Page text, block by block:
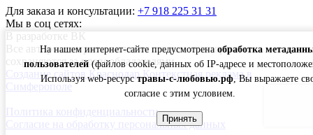
На нашем интернет-сайте предусмотрена обработка
пользователей (файлов cookie, данных об IP-адресе и
Используя web-ресурс травы-с-любовью.рф, Вы выражаете
согласие с этим условием.
Принять
Для заказа и консультации: +7 918 225 31 31
Мы в соц сетях:
В разработке ВК
Все авторские права, включая смежные авторские,
сохраняются за правообладателями
Создание сайтов Краснодар Контекстная реклама в
Симферополе
Политика конфиденциальности
Согласие на обработку персональных данных